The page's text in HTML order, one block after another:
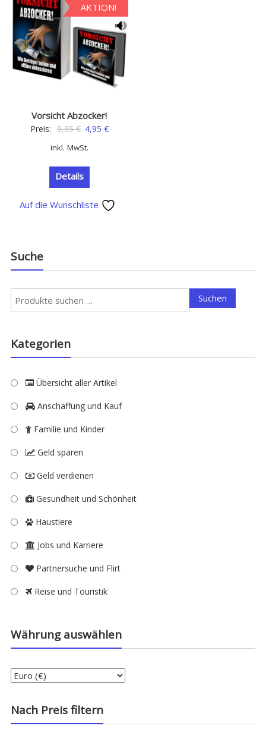
AKTION!
Vorsicht Abzocker!
Preis: 9,95€ Ursprünglicher
Preis
9,95 €
4,95 €Aktueller
inkl. MwSt.
Details
Auf die Wunschliste
Suche
Suchen
nach:
Suchen
Kategorien
Übersicht aller Artikel
Anschaffung und Kauf
Familie und Kinder
Geld sparen
Geld verdienen
Gesundheit und Schönheit
Haustiere
Jobs und Karriere
Partnersuche und Flirt
Reise und Touristik
Währung auswählen
Nach Preis filtern